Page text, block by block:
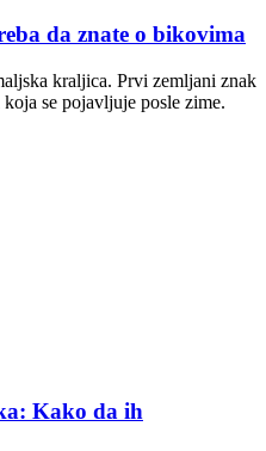
da znate o bikovima
kraljica. Prvi zemljani znak
se pojavljuje posle zime.
Kako da ih